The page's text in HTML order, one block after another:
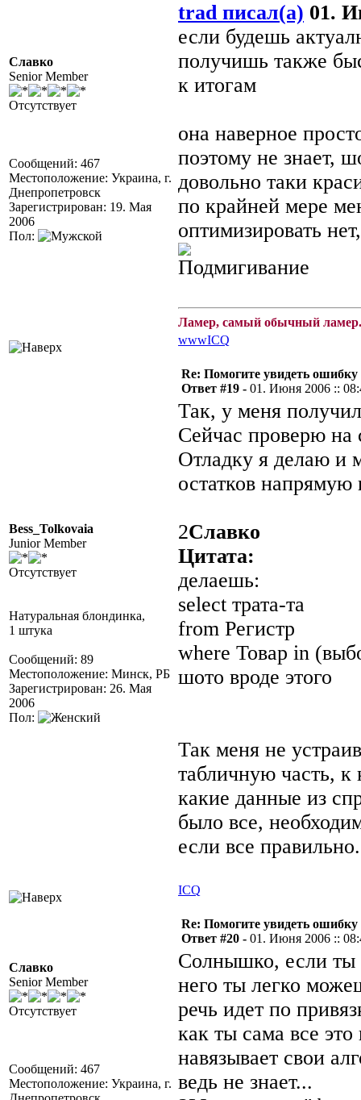
Славко
Senior Member
Отсутствует
Сообщений: 467
Местоположение: Украина, г.
Днепропетровск
Зарегистрирован: 19. Мая
2006
Пол:
trad писал(а) 01.
если будешь
получишь также
к итогам
она наверное
поэтому не знает,
довольно таки
по крайней мере
оптимизировать
Ламер, самый обычный
wwwICQ
Bess_Tolkovaia
Junior Member
Отсутствует
Натуральная блондинка,
1 штука
Сообщений: 89
Местоположение: Минск, РБ
Зарегистрирован: 26. Мая
2006
Пол:
Re: Помогите увидеть ошибку
Ответ #19 - 01. Июня 2006 ::
Так, у меня
Сейчас проверю на
Отладку я делаю и
остатков напрямую
2Славко
Цитата:
делаешь:
select трата-та
from Регистр
where Товар in
шото вроде этого
Так меня не
табличную часть,
какие данные из
было все,
если все правильно.
ICQ
Славко
Senior Member
Отсутствует
Сообщений: 467
Местоположение: Украина, г.
Re: Помогите увидеть ошибку
Ответ #20 - 01. Июня 2006 ::
Солнышко, если ты
него ты легко
речь идет по
как ты сама все
навязывает свои
ведь не знает...